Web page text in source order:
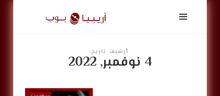
أريبيا
بوب
ArabiaPopأرشيف تاريخ
4 نوفمبر, 2022